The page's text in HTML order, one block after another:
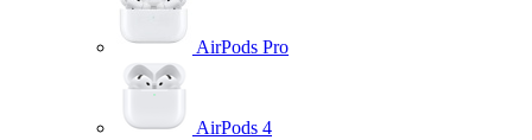
AirPods Pro
AirPods 4